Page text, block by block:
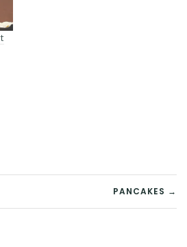
PANCAKES →